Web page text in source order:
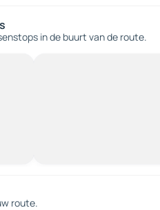
in de buurt van de route.
route.